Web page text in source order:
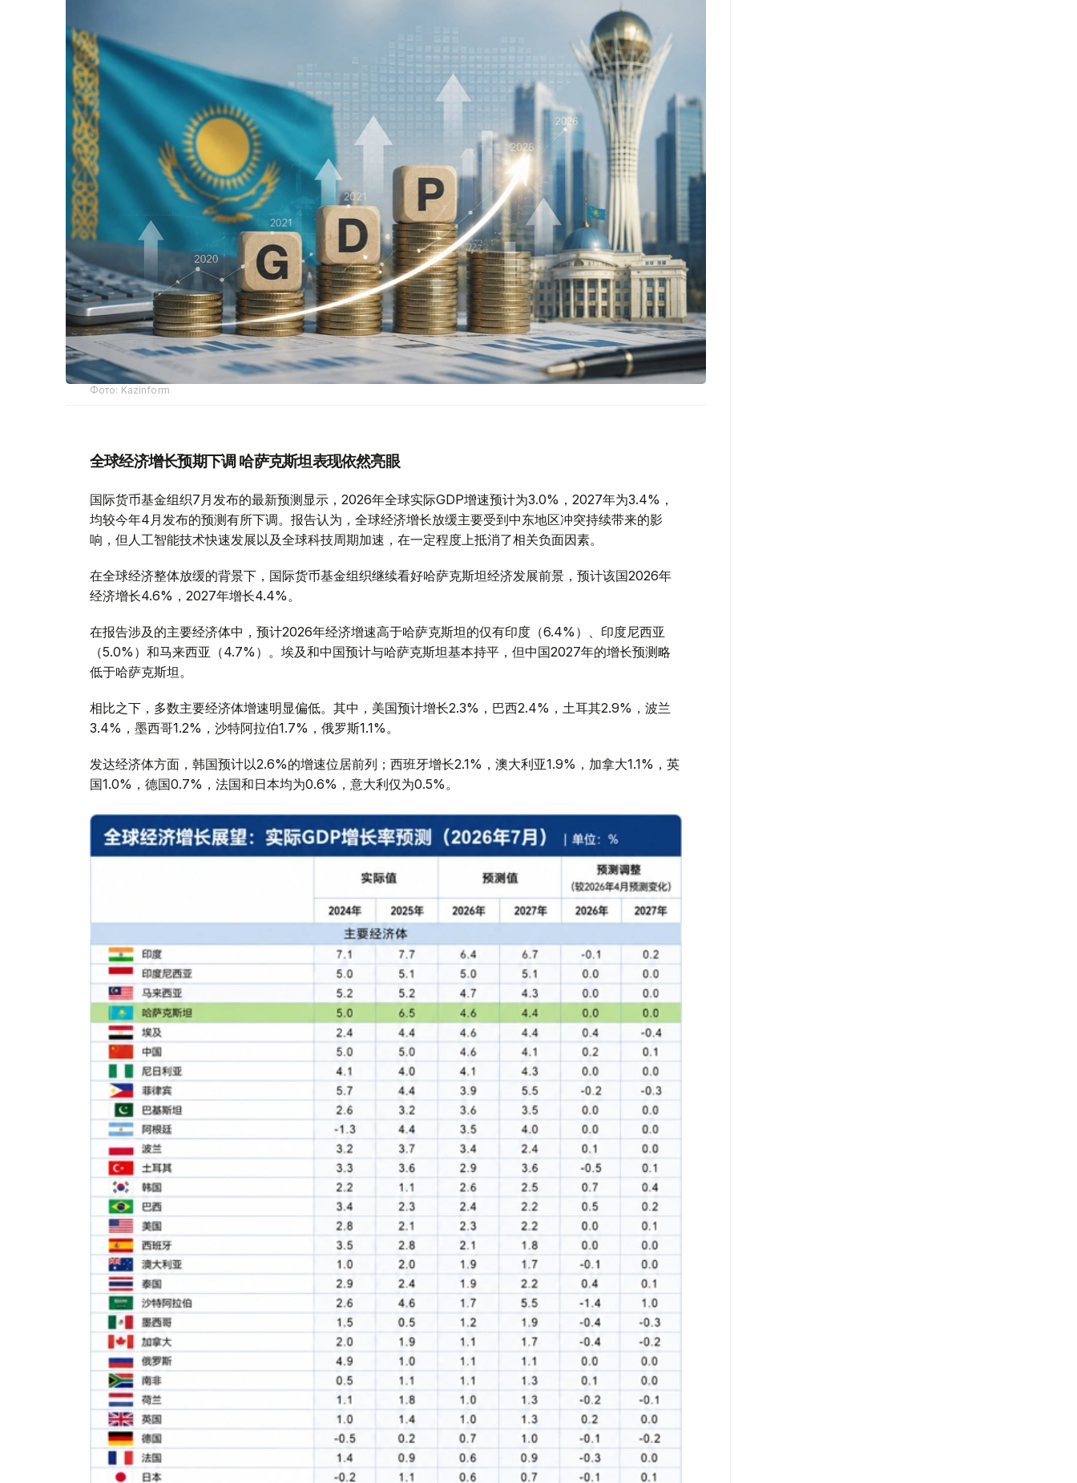
Фото: Kazinform
全球经济增长预期下调 哈萨克斯坦表现依然亮眼
国际货币基金组织7月发布的最新预测显示，2026年全球实际GDP增速预计为3.0%，2027年为3.4%，
均较今年4月发布的预测有所下调。报告认为，全球经济增长放缓主要受到中东地区冲突持续带来的影
响，但人工智能技术快速发展以及全球科技周期加速，在一定程度上抵消了相关负面因素。
在全球经济整体放缓的背景下，国际货币基金组织继续看好哈萨克斯坦经济发展前景，预计该国2026年
经济增长4.6%，2027年增长4.4%。
在报告涉及的主要经济体中，预计2026年经济增速高于哈萨克斯坦的仅有印度（6.4%）、印度尼西亚
（5.0%）和马来西亚（4.7%）。埃及和中国预计与哈萨克斯坦基本持平，但中国2027年的增长预测略
低于哈萨克斯坦。
相比之下，多数主要经济体增速明显偏低。其中，美国预计增长2.3%，巴西2.4%，土耳其2.9%，波兰
3.4%，墨西哥1.2%，沙特阿拉伯1.7%，俄罗斯1.1%。
发达经济体方面，韩国预计以2.6%的增速位居前列；西班牙增长2.1%，澳大利亚1.9%，加拿大1.1%，英
国1.0%，德国0.7%，法国和日本均为0.6%，意大利仅为0.5%。